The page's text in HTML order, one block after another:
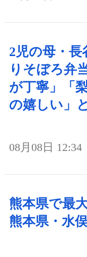
2児の母・長
りそぼろ弁
が丁寧」「
の嬉しい」
08月08日 12:34
熊本県で最
熊本県・水